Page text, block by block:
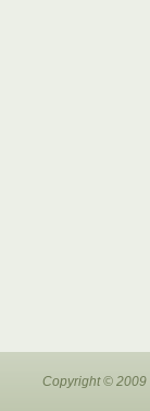
Copyright © 2009